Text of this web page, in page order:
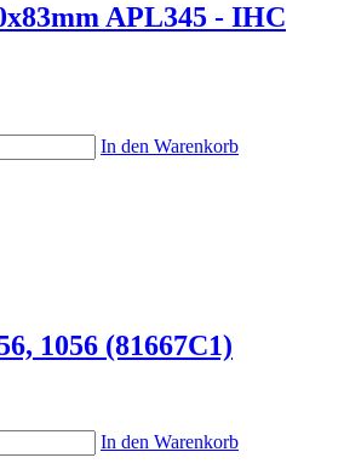
APL345 - IHC
In den Warenkorb
1056 (81667C1)
In den Warenkorb